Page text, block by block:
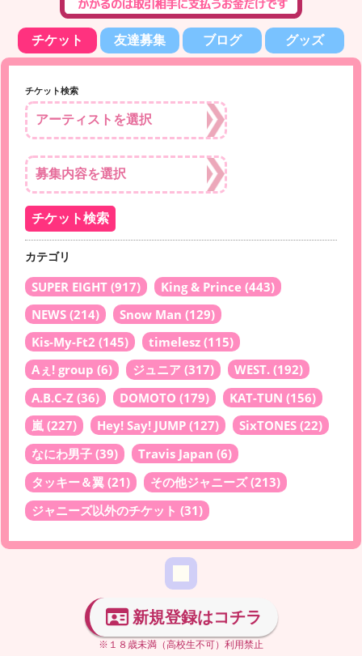
チケット 友達募集 ブログ グッズ
チケット検索
カテゴリ
SUPER EIGHT (917) King & Prince (443)
NEWS (214) Snow Man (129)
Kis-My-Ft2 (145) timelesz (115)
Aぇ! group (6) ジュニア (317) WEST. (192)
A.B.C-Z (36) DOMOTO (179) KAT-TUN (156)
嵐 (227) Hey! Say! JUMP (127) SixTONES (22)
なにわ男子 (39) Travis Japan (6)
タッキー＆翼 (21) その他ジャニーズ(213)
ジャニーズ以外のチケット (31)
新規登録はコチラ
※１８歳未満（高校生不可）利用禁止